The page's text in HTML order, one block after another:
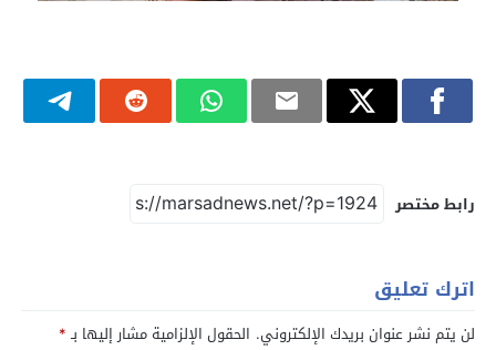
رابط مختصر
اترك تعليق
لن يتم نشر عنوان بريدك الإلكتروني. الحقول الإلزامية مشار إليها بـ*